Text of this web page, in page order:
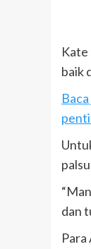
Kate
baik
dan